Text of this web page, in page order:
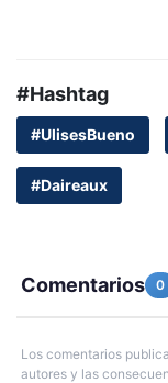
#Hashtag
#UlisesBueno
#Daireaux
Comentarios 0
Los comentarios
autores y las